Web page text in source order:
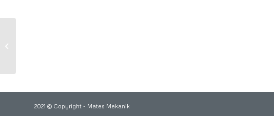
2021 © Copyright - Mates Mekanik